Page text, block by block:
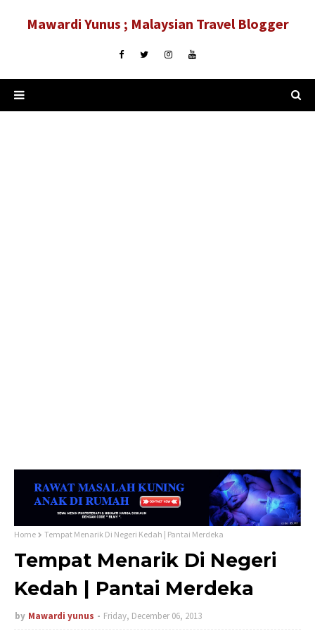
Mawardi Yunus ; Malaysian Travel Blogger
Home Tempat Menarik Di Negeri Kedah | Pantai Merdeka
Tempat Menarik Di Negeri
Kedah | Pantai Merdeka
by Mawardi yunus Friday, December 06, 2013